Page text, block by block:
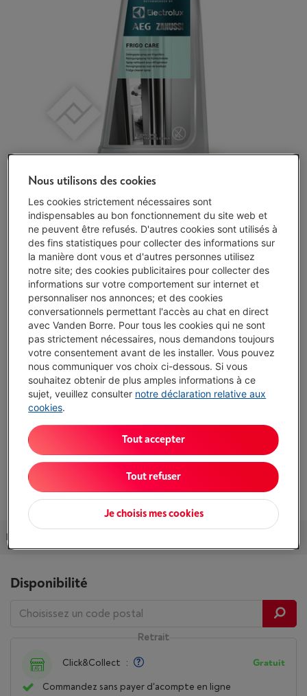
Livré demain Voir le stock
€ 11,90
Moins de 5 en stock, commandez vite !
J'achète
Comparer
Caractéristiques
Type d'accessoire: Produit de nettoyage
Écochèques: Non
Afficher toutes les caractéristiques
Disponibilité
Disponibilité
Retrait
Click&Collect : Gratuit
Commandez sans payer d'acompte en ligne
Nous utilisons des cookies
Les cookies strictement nécessaires sont
indispensables au bon fonctionnement du site web et
ne peuvent être refusés. D'autres cookies sont utilisés à
des fins statistiques pour collecter des informations sur
la manière dont vous et d'autres personnes utilisez
notre site; des cookies publicitaires pour collecter des
informations sur votre comportement sur internet et
personnaliser nos annonces; et des cookies
conversationnels permettant l'accès au chat en direct
avec Vanden Borre. Pour tous les cookies qui ne sont
pas strictement nécessaires, nous demandons toujours
votre consentement avant de les installer. Vous pouvez
nous communiquer vos choix ci-dessous. Si vous
souhaitez obtenir de plus amples informations à ce
sujet, veuillez consulter notre déclaration relative aux
cookies.
Je choisis mes cookies
Tout refuser
Tout accepter